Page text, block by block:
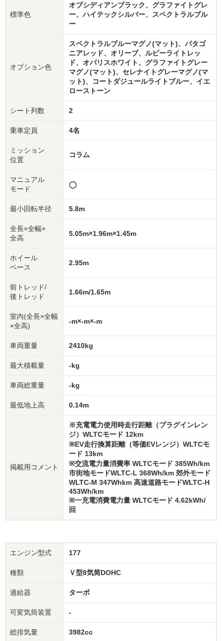
標準色
オブシディアンブラック、グラファイトグレ
ー、ハイテックシルバー、スペクトラルブル
ー
オプション色
スペクトラルブルーマグノ(マット)、パタゴ
ニアレッド、オリーブ、ルビーライトレッ
ド、オパリスホワイト、グラファイトグレー
マグノ(マット)、セレナイトグレーマグノ(マ
ット)、コートダジュールライトブルー、イエ
ローストーン
シート列数 2
乗車定員 4名
ミッション
位置
コラム
マニュアル
モード
◯
最小回転半径 5.8m
全長×全幅×
全高
5.05m×1.96m×1.45m
ホイール
ベース
2.95m
前トレッド/
後トレッド
1.66m/1.65m
室内(全長×全幅
×全高)
-m×-m×-m
車両重量 2410kg
最大積載量 -kg
車両総重量 -kg
最低地上高 0.14m
掲載用コメント
※充電電力使用時走行距離（プラグインレン
ジ）WLTCモード 12km
※EV走行換算距離（等価EVレンジ）WLTCモ
ード 13km
※交流電力量消費率 WLTCモード 385Wh/km
市街地モードWLTC-L 368Wh/km 郊外モード
WLTC-M 347Whkm 高速道路モードWLTC-H
453Wh/km
※一充電消費電力量 WLTCモード 4.62kWh/
回
エンジン型式 177
種類 Ｖ型8気筒DOHC
過給器 ターボ
可変気筒装置 -
総排気量 3982cc